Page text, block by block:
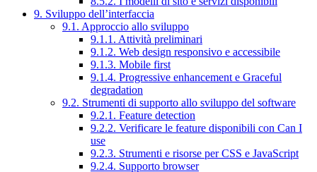
9. Sviluppo dell’interfaccia
9.1. Approccio allo sviluppo
9.1.1. Attività preliminari
9.1.2. Web design responsivo e accessibile
9.1.3. Mobile first
9.1.4. Progressive enhancement e Graceful
degradation
9.2. Strumenti di supporto allo sviluppo del software
9.2.1. Feature detection
9.2.2. Verificare le feature disponibili con Can I
use
9.2.3. Strumenti e risorse per CSS e JavaScript
9.2.4. Supporto browser